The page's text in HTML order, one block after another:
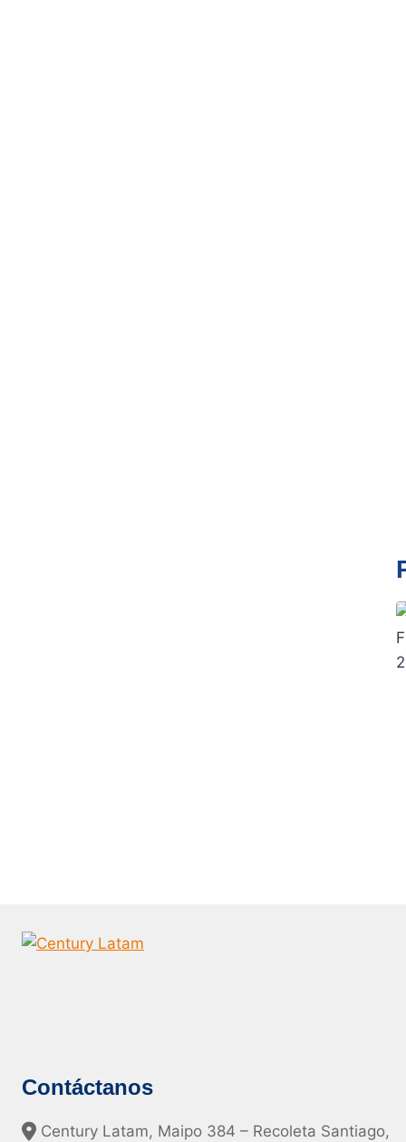
Contáctanos
Century Latam, Maipo 384 – Recoleta Santiago,